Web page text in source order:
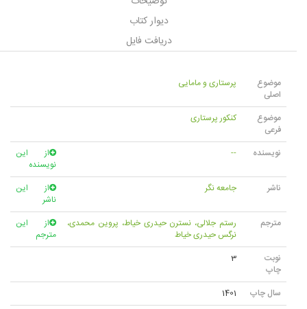
دیوار کتاب
دریافت فایل
موضوع
اصلی
پرستاری و مامایی
موضوع
فرعی
کنکور پرستاری
نویسنده --
از این
نویسنده
ناشر
جامعه نگر
از این
ناشر
مترجم
رستم جلالی، نسترن حیدری خیاط، پروین محمدی،
نرگس حیدری خیاط
از این
مترجم
نوبت
چاپ
3
سال چاپ
1401